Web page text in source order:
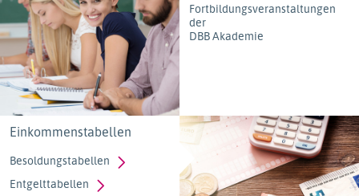
Fortbildungsveranstaltungen
der
DBB Akademie
Einkommenstabellen
Besoldungstabellen
Entgelttabellen